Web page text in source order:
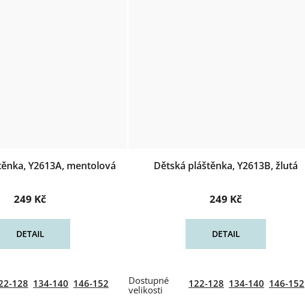
Y2613A, mentolová
249 Kč
DETAIL
128 134-140 146-152
Dětská pláštěnka, Y2613B, žlutá
249 Kč
DETAIL
122-128 134-140 146-152